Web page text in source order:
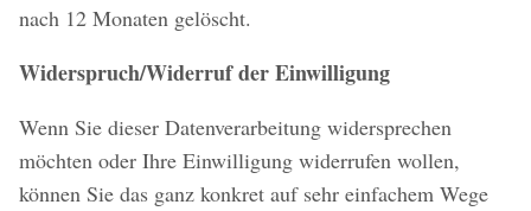
nach 12 Monaten gelöscht.
Widerspruch/Widerruf der Einwilligung
Wenn Sie dieser Datenverarbeitung widersprechen
möchten oder Ihre Einwilligung widerrufen wollen,
können Sie das ganz konkret auf sehr einfachem Wege